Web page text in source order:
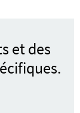
et des